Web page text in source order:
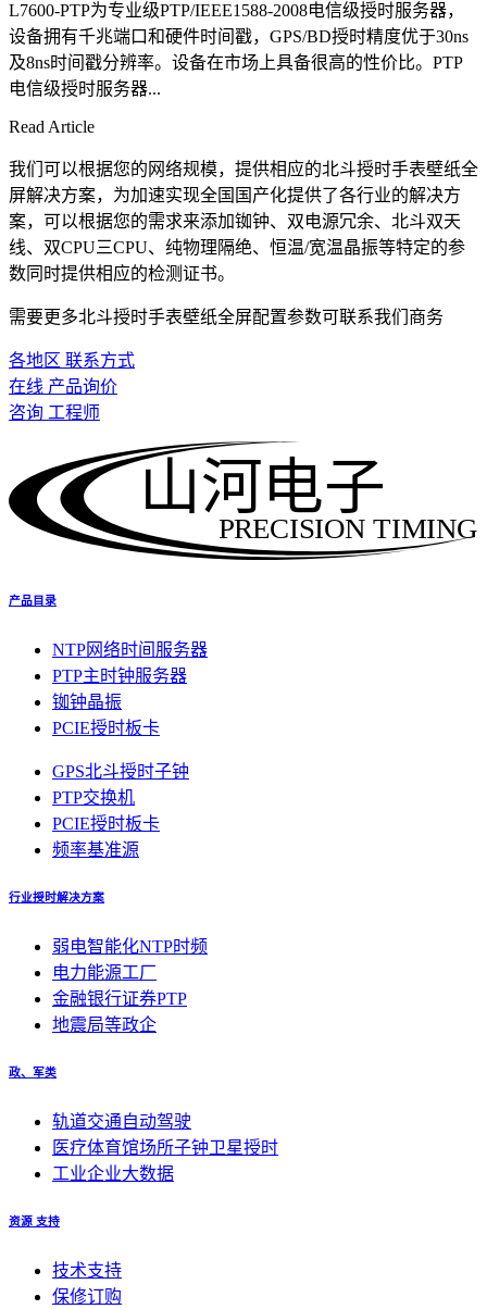
L7600-PTP为专业级PTP/IEEE1588-2008电信级授时服务器，
设备拥有千兆端口和硬件时间戳，GPS/BD授时精度优于30ns
及8ns时间戳分辨率。设备在市场上具备很高的性价比。PTP
电信级授时服务器...
Read Article
我们可以根据您的网络规模，提供相应的北斗授时手表壁纸全
屏解决方案，为加速实现全国国产化提供了各行业的解决方
案，可以根据您的需求来添加铷钟、双电源冗余、北斗双天
线、双CPU三CPU、纯物理隔绝、恒温/宽温晶振等特定的参
数同时提供相应的检测证书。
需要更多北斗授时手表壁纸全屏配置参数可联系我们商务
各地区 联系方式
在线 产品询价
咨询 工程师
PRECISION TIMING
山河电子
产品目录
NTP网络时间服务器
PTP主时钟服务器
铷钟晶振
PCIE授时板卡
GPS北斗授时子钟
PTP交换机
PCIE授时板卡
频率基准源
行业授时解决方案
弱电智能化NTP时频
电力能源工厂
金融银行证券PTP
地震局等政企
政、军类
轨道交通自动驾驶
医疗体育馆场所子钟卫星授时
工业企业大数据
资源 支持
技术支持
保修订购